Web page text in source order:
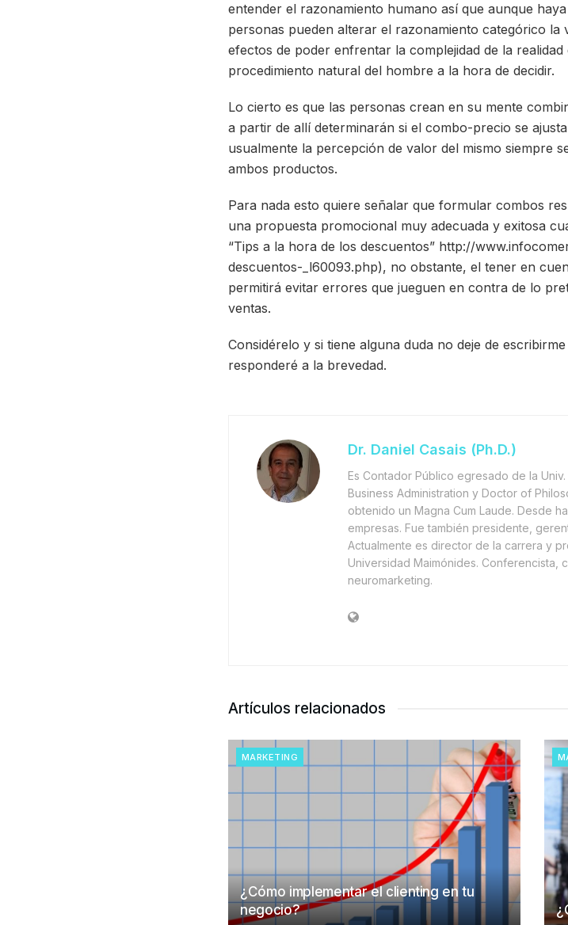
entender el razonamiento humano así que aunque
personas pueden alterar el razonamiento categórico la
efectos de poder enfrentar la complejidad de la
procedimiento natural del hombre a la hora de decidir.
Lo cierto es que las personas crean en su mente
a partir de allí determinarán si el combo-precio se
usualmente la percepción de valor del mismo siempre
ambos productos.
Para nada esto quiere señalar que formular combos
una propuesta promocional muy adecuada y exitosa
“Tips a la hora de los descuentos” http://
descuentos-_l60093.php), no obstante, el tener en
permitirá evitar errores que jueguen en contra de lo
ventas.
Considérelo y si tiene alguna duda no deje de
responderé a la brevedad.
Dr. Daniel Casais (Ph.D.)
Es Contador Público egresado de la
Business Administration y Doctor of
obtenido un Magna Cum Laude. Desde
empresas. Fue también presidente,
Actualmente es director de la carrera y
Universidad Maimónides. Conferencista,
neuromarketing.
Artículos relacionados
MARKETING
¿Cómo implementar el clienting en tu
negocio?